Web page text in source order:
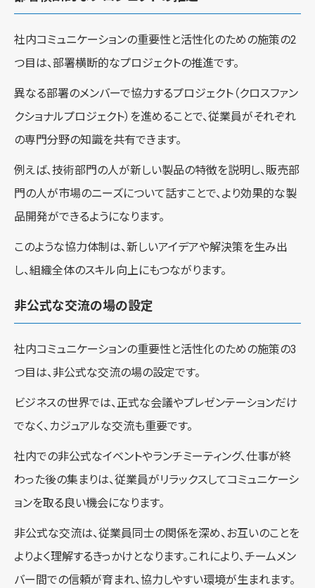
社内コミュニケーションの重要性と活性化のための施策の2
つ目は、部署横断的なプロジェクトの推進です。
異なる部署のメンバーで協力するプロジェクト（クロスファン
クショナルプロジェクト）を進めることで、従業員がそれぞれ
の専門分野の知識を共有できます。
例えば、技術部門の人が新しい製品の特徴を説明し、販売部
門の人が市場のニーズについて話すことで、より効果的な製
品開発ができるようになります。
このような協力体制は、新しいアイデアや解決策を生み出
し、組織全体のスキル向上にもつながります。
非公式な交流の場の設定
社内コミュニケーションの重要性と活性化のための施策の3
つ目は、非公式な交流の場の設定です。
ビジネスの世界では、正式な会議やプレゼンテーションだけ
でなく、カジュアルな交流も重要です。
社内での非公式なイベントやランチミーティング、仕事が終
わった後の集まりは、従業員がリラックスしてコミュニケーシ
ョンを取る良い機会になります。
非公式な交流は、従業員同士の関係を深め、お互いのことを
よりよく理解するきっかけとなります。これにより、チームメン
バー間での信頼が育まれ、協力しやすい環境が生まれます。